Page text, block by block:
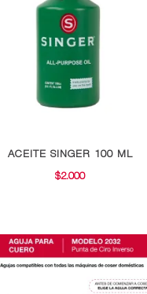
ACEITE SINGER 100 ML
$2.000